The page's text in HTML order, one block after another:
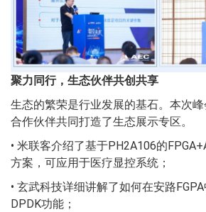
聚力同行，生态伙伴共创共享
生态的繁荣是行业发展的基石。本次
合作伙伴共同打造了生态展示专区。
• 米联客介绍了基于PH2A106的
方案，可应用于医疗显控系统；
• 玄武科技详细讲解了如何在安路
DPDK功能；